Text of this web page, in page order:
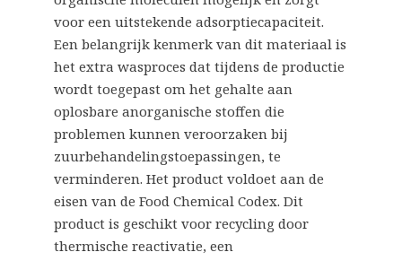
voor een uitstekende adsorptiecapaciteit.
Een belangrijk kenmerk van dit materiaal is
het extra wasproces dat tijdens de productie
wordt toegepast om het gehalte aan
oplosbare anorganische stoffen die
problemen kunnen veroorzaken bij
zuurbehandelingstoepassingen, te
verminderen. Het product voldoet aan de
eisen van de Food Chemical Codex. Dit
product is geschikt voor recycling door
thermische reactivatie, een